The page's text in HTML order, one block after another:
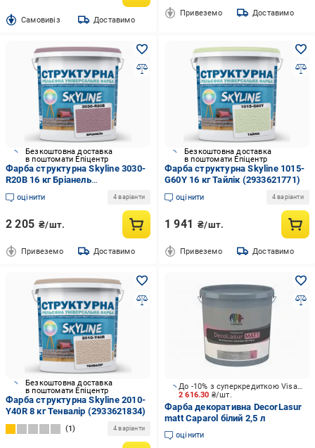
Cамовивіз Доставимо
Привеземо Доставимо
Безкоштовна доставка
в поштомати Епіцентр
Фарба структурна Skyline 3030-
R20B 16 кг Бріанель
(2933621799)
оцінити 4 варіанти
2 205 ₴/шт.
Привеземо Доставимо
Безкоштовна доставка
в поштомати Епіцентр
Фарба структурна Skyline 1015-
G60Y 16 кг Тайлік (2933621771)
оцінити 4 варіанти
1 941 ₴/шт.
Привеземо Доставимо
Безкоштовна доставка
в поштомати Епіцентр
Фарба структурна Skyline 2010-
Y40R 8 кг Тенвалір (2933621834)
1 4 варіанти
2 616.30 ₴/шт.
До -10% з суперкредиткою Visa Вигода
Фарба декоративна DecorLasur
matt Caparol білий 2,5 л
оцінити